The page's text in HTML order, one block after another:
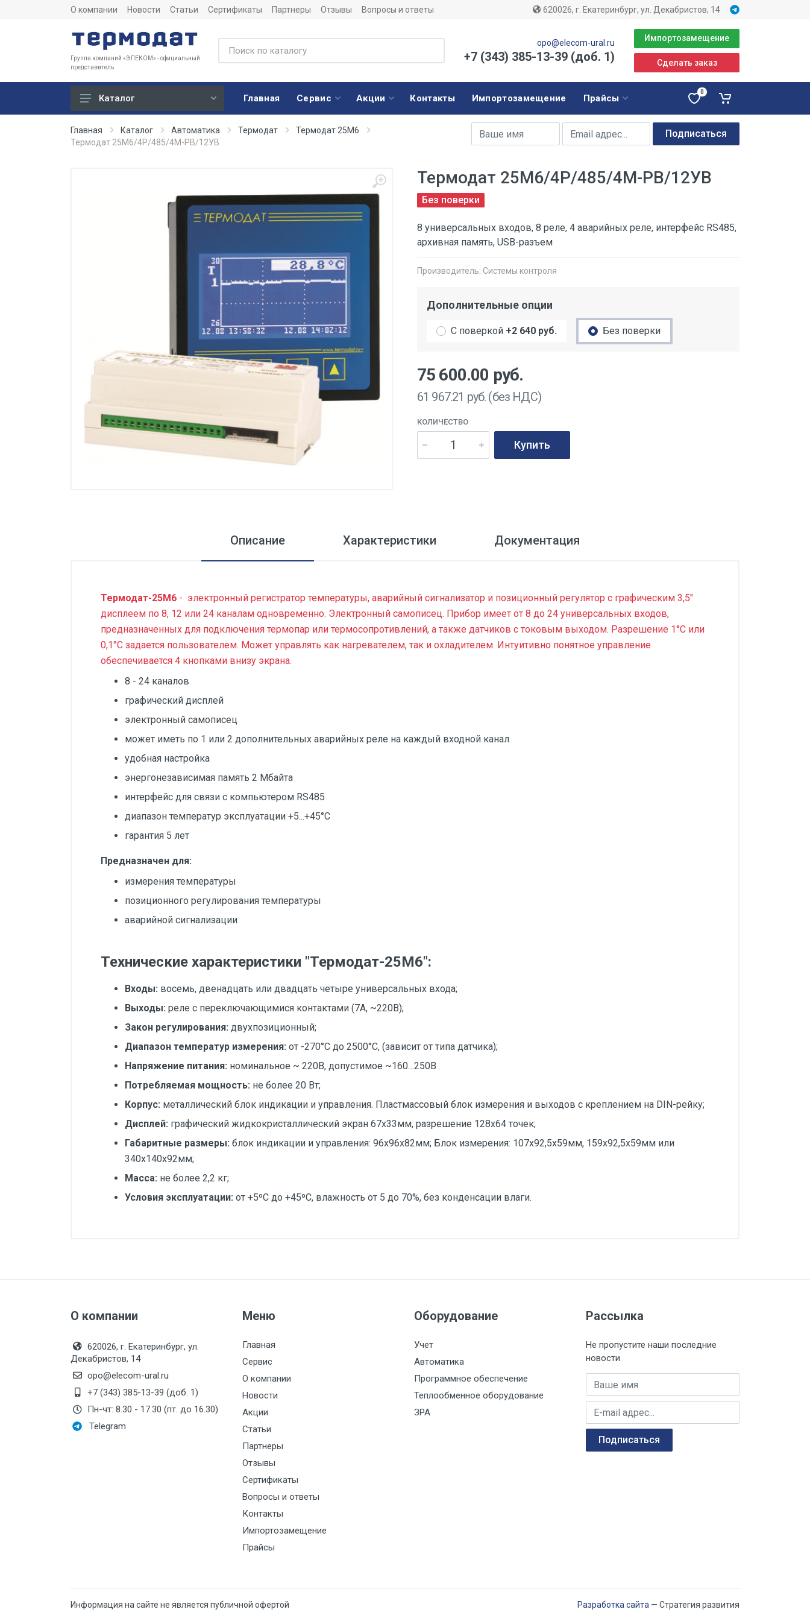
О компании Новости Статьи Сертификаты Партнеры Отзывы Вопросы и ответы 620026, г. Екатеринбург, ул. Декабристов, 14
Группа компаний «ЭЛЕКОМ» - официальный
представитель.
opo@elecom-ural.ru
+7 (343) 385-13-39 (доб. 1)
Импортозамещение
Сделать заказ
Тепловычислители
Автоматика
MEYERTEC
KIPPRIBOR
Термодат
Danfoss
Программное обеспечение
Специализированное
Универсальное
Теплообменное оборудование
Теплообменники ТТАИ
Шаровые краны
Каталог Главная Сервис Акции Контакты Импортозамещение Прайсы
0
Главная Каталог Автоматика Термодат
Термодат 25М6
Термодат 25M6/4Р/485/4М-PB/12УВ
Имя
E-mail адрес Подписаться
Термодат 25M6/4Р/485/4М-PB/12УВ
Без поверки
8 универсальных входов, 8 реле, 4 аварийных реле, интерфейс RS485,
архивная память, USB-разъем
Производитель: Системы контроля
Дополнительные опции
С поверкой +2 640 руб. Без поверки
75 600.00 руб.
61 967.21 руб. (без НДС)
КОЛИЧЕСТВО
Купить
Описание Характеристики Документация
Термодат-25М6 - электронный регистратор температуры, аварийный сигнализатор и позиционный регулятор с графическим 3,5"
дисплеем по 8, 12 или 24 каналам одновременно. Электронный самописец. Прибор имеет от 8 до 24 универсальных входов,
предназначенных для подключения термопар или термосопротивлений, а также датчиков с токовым выходом. Разрешение 1°С или
0,1°С задается пользователем. Может управлять как нагревателем, так и охладителем. Интуитивно понятное управление
обеспечивается 4 кнопками внизу экрана.
8 - 24 каналов
графический дисплей
электронный самописец
может иметь по 1 или 2 дополнительных аварийных реле на каждый входной канал
удобная настройка
энергонезависимая память 2 Мбайта
интерфейс для связи с компьютером RS485
диапазон температур эксплуатации +5...+45°С
гарантия 5 лет
Предназначен для:
измерения температуры
позиционного регулирования температуры
аварийной сигнализации
Технические характеристики "Термодат-25М6":
Входы: восемь, двенадцать или двадцать четыре универсальных входа;
Выходы: реле с переключающимися контактами (7А, ~220В);
Закон регулирования: двухпозиционный;
Диапазон температур измерения: от -270°С до 2500°С, (зависит от типа датчика);
Напряжение питания: номинальное ~ 220В, допустимое ~160…250В
Потребляемая мощность: не более 20 Вт;
Корпус: металлический блок индикации и управления. Пластмассовый блок измерения и выходов с креплением на DIN-рейку;
Дисплей: графический жидкокристаллический экран 67х33мм, разрешение 128х64 точек;
Габаритные размеры: блок индикации и управления: 96х96х82мм; Блок измерения: 107х92,5х59мм, 159х92,5х59мм или
340х140х92мм;
Масса: не более 2,2 кг;
Условия эксплуатации: от +5ºС до +45ºС, влажность от 5 до 70%, без конденсации влаги.
Руководство по эксплуатации Термодат25M5_12UV
Руководство по эксплуатации Термодат25M5_12UV_12R_12R Загрузить
Руководство по эксплуатации Термодат25M5_24UV Загрузить
Монтажная длина, мм:
Номинальный диаметр
патрубков, мм:
Резьба:
Максимальный напор, дм:
2640
8
Сталь:
О компании
620026, г. Екатеринбург, ул.
Декабристов, 14
opo@elecom-ural.ru
+7 (343) 385-13-39 (доб. 1)
Пн-чт: 8.30 - 17.30 (пт. до 16.30)
Telegram
Меню
Главная
Сервис
О компании
Новости
Акции
Статьи
Партнеры
Отзывы
Сертификаты
Вопросы и ответы
Контакты
Импортозамещение
Прайсы
Оборудование
Учет
Автоматика
Программное обеспечение
Теплообменное оборудование
ЗРА
Рассылка
Не пропустите наши последние
новости
Имя
E-mail адрес
Подписаться
Информация на сайте не является публичной офертой Разработка сайта — Стратегия развития